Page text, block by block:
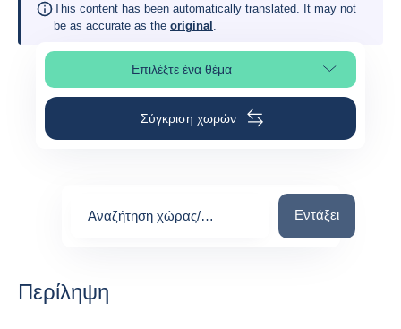
This content has been automatically translated. It may not
be as accurate as the original .
Επιλέξτε ένα θέμαΕπιλέξτε τμήμα της σελίδας
Σύγκριση χωρών
Αναζήτηση χώρας/
Αναζήτηση
Εντάξει
Περίληψη